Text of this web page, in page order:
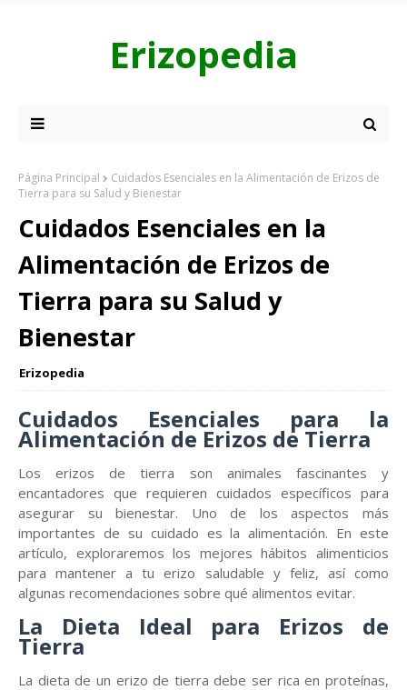
Erizopedia
Página Principal
Cuidados Esenciales en la Alimentación de Erizos de
Tierra para su Salud y Bienestar
Cuidados Esenciales en la
Alimentación de Erizos de
Tierra para su Salud y
Bienestar
Erizopedia
Cuidados Esenciales para la
Alimentación de Erizos de Tierra
Los erizos de tierra son animales fascinantes y
encantadores que requieren cuidados específicos para
asegurar su bienestar. Uno de los aspectos más
importantes de su cuidado es la alimentación. En este
artículo, exploraremos los mejores hábitos alimenticios
para mantener a tu erizo saludable y feliz, así como
algunas recomendaciones sobre qué alimentos evitar.
La Dieta Ideal para Erizos de
Tierra
La dieta de un erizo de tierra debe ser rica en proteínas,